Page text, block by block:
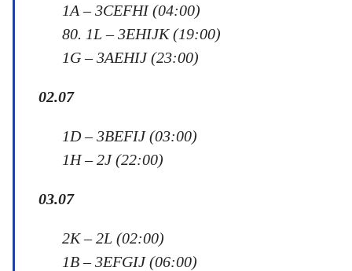
1A – 3СEFHI (04:00)
80. 1L – 3EHIJK (19:00)
1G – 3AEHIJ (23:00)
02.07
1D – 3BEFIJ (03:00)
1H – 2J (22:00)
03.07
2K – 2L (02:00)
1B – 3EFGIJ (06:00)